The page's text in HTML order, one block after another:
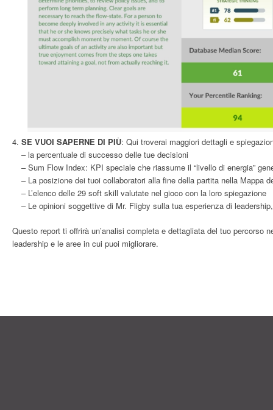
SE VUOI SAPERNE DI PIÙ: Qui troverai maggiori dettagli e
– la percentuale di successo delle tue decisioni
– Sum Flow Index: KPI speciale che riassume il “livello di energia”
– La posizione dei tuoi collaboratori alla fine della partita nella Mappa
– L’elenco delle 29 soft skill valutate nel gioco con la loro spiegazione
– Le opinioni soggettive di Mr. Fligby sulla tua esperienza di
Questo report ti offrirà un’analisi completa e dettagliata del tuo percorso
leadership e le aree in cui puoi migliorare.